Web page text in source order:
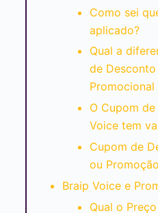
Como sei
aplicado?
Qual a
de
O Cupom
Voice tem
Cupom de
ou Promoção
Braip Voice e
Qual o